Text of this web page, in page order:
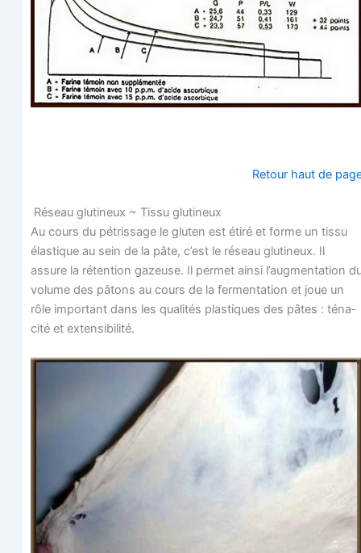
Retour haut de
Réseau glu­ti­neux ~ Tis­su glutineux
Au cours du pétris­sage le glu­ten est éti­ré et forme un tis­su
élas­tique au sein de la pâte, c’est le réseau glu­ti­neux. Il
assure la réten­tion gazeuse. Il per­met ain­si l’augmentation
volume des pâtons au cours de la fer­men­ta­tion et joue un
rôle impor­tant dans les qua­li­tés plas­tiques des pâtes : téna­
ci­té et extensibilité.